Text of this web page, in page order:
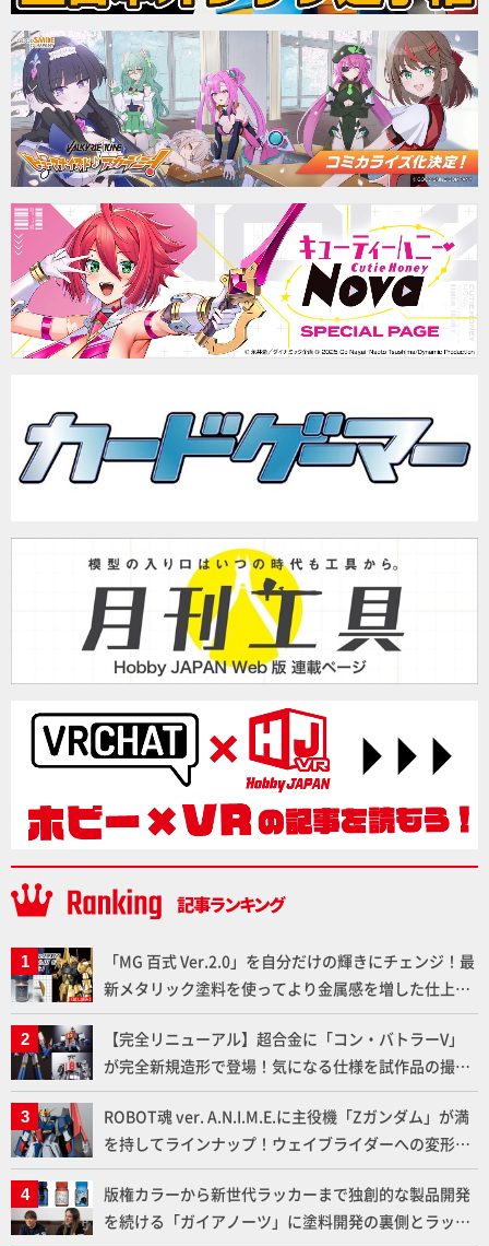
「MG 百式 Ver.2.0」を自分だけの輝きにチェンジ！最
新メタリック塗料を使ってより金属感を増した仕上が
りに!!【試し読み】
【完全リニューアル】超合金に「コン・バトラーV」
が完全新規造形で登場！気になる仕様を試作品の撮り
下ろしでご紹介!!さらに「大鉄人17」＆「ワンエイ
ト」セット情報もお届け！【超合金の魂】
ROBOT魂 ver. A.N.I.M.E.に主役機「Zガンダム」が満
を持してラインナップ！ウェイブライダーへの変形、
劇中どおりのプロポーションを再現【機動戦士Zガン
ダム】
版権カラーから新世代ラッカーまで独創的な製品開発
を続ける「ガイアノーツ」に塗料開発の裏側とラッカ